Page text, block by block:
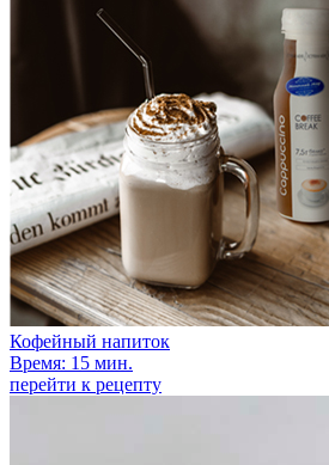
Кофейный напиток
Время: 15 мин.
перейти к рецепту